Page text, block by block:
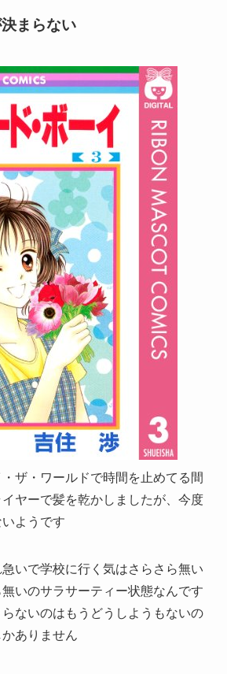
まらない
ザ・ワールドで時間を止めてる間
ヤーで髪を乾かしましたが、今度
ようです
急いで学校に行く気はさらさら無い
いのサラサーティー状態なんです
ないのはもうどうしようもないの
ありません